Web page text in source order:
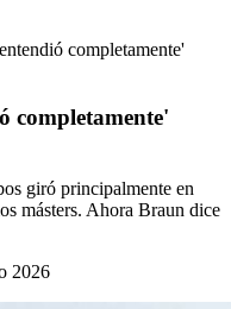
completamente'
completamente'
giró principalmente en
másters. Ahora Braun dice
2026